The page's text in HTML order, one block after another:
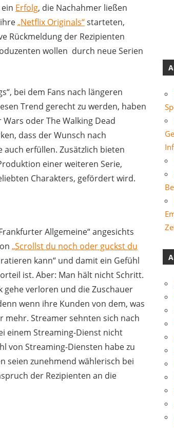
Erfolg, die Nachahmer ließen
„Netflix Originals“starteten,
Rückmeldung der Rezipienten
wollen durch neue Serien
bei dem Fans nach längeren
Trend gerecht zu werden, haben
oder The Walking Dead
dass der Wunsch nach
erfüllen. Zusätzlich bieten
einer weiteren Serie,
Charakters, gefördert wird.
Allgemeine“ angesichts
„Scrollst du noch oder guckst du
kann“ und damit ein Gefühl
ist. Aber: Man hält nicht Schritt.
gehe verloren und die Zuschauer
wenn ihre Kunden von dem, was
mehr. Streamer sehnten sich nach
einem Streaming-Dienst nicht
von Streaming-Diensten habe zu
seien zunehmend wählerisch bei
der Rezipienten an die